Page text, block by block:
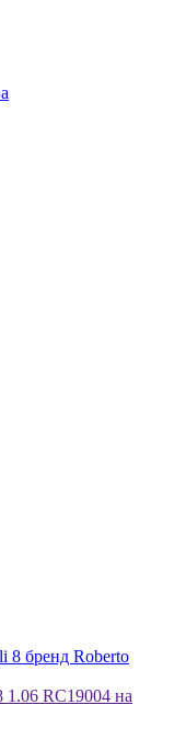
8 бренд Roberto
RC19004 на